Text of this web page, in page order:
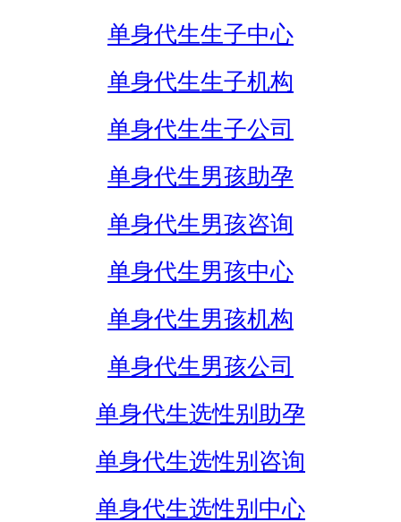
单身代生生子中心
单身代生生子机构
单身代生生子公司
单身代生男孩助孕
单身代生男孩咨询
单身代生男孩中心
单身代生男孩机构
单身代生男孩公司
单身代生选性别助孕
单身代生选性别咨询
单身代生选性别中心